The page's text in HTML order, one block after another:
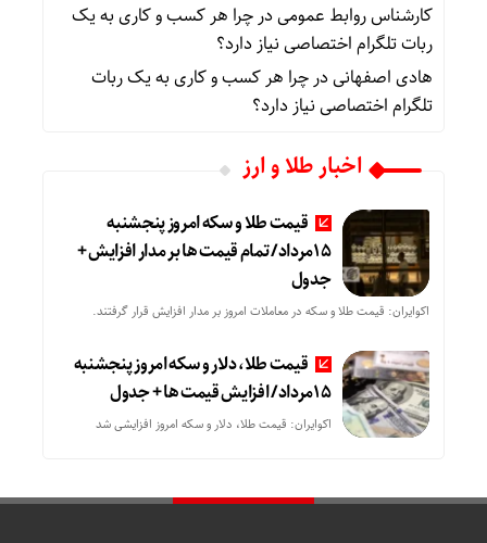
کارشناس روابط عمومیدرچرا هر کسب‌ و کاری به یک
ربات تلگرام اختصاصی نیاز دارد؟
هادی اصفهانیدرچرا هر کسب‌ و کاری به یک ربات
تلگرام اختصاصی نیاز دارد؟
اخبار طلا و ارز
قیمت طلا و سکه امروز پنجشنبه
15مرداد/ تمام قیمت ها بر مدار افزایش +
جدول
اکوایران: قیمت طلا و سکه در معاملات امروز بر مدار افزایش قرار گرفتند.
قیمت طلا، دلار و سکه امروز پنجشنبه
15مرداد/ افزایش قیمت ها + جدول
اکوایران: قیمت طلا، دلار و سکه امروز افزایشی شد